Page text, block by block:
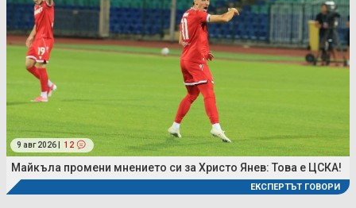
9 авг 2026 | 12
Майкъла промени мнението си за Христо Янев: Това е ЦСКА!
ЕКСПЕРТЪТ ГОВОРИ